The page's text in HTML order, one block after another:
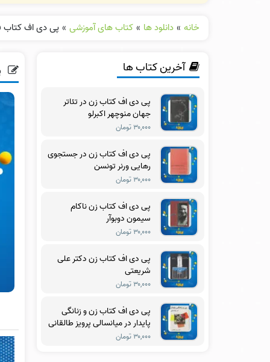
خانه » دانلود ها » کتاب های آموزشی » پی دی اف کتاب
آخرین کتاب ها
پی دی اف کتاب زن در تئاتر
جهان منوچهر اکبرلو
۳۰,۰۰۰ تومان
پی دی اف کتاب زن در جستجوی
رهایی ورنر تونسن
۳۰,۰۰۰ تومان
پی دی اف کتاب زن ناکام
سیمون دوبوآر
۳۰,۰۰۰ تومان
پی دی اف کتاب زن دکتر علی
شریعتی
۳۰,۰۰۰ تومان
پی دی اف کتاب زن و زنانگی
پایدار در میانسالی پرویز طالقانی
۳۰,۰۰۰ تومان